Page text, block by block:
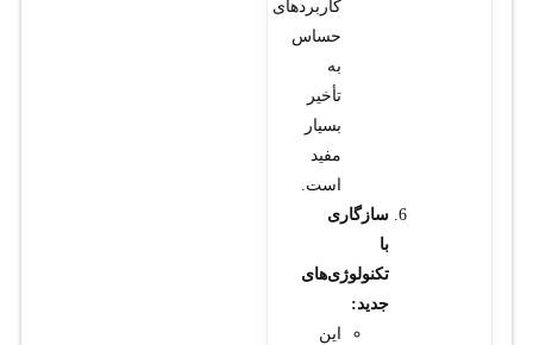
کاربردهای
حساس
به
تأخیر
بسیار
مفید
است.
سازگاری
با
تکنولوژی‌های
جدید:
این